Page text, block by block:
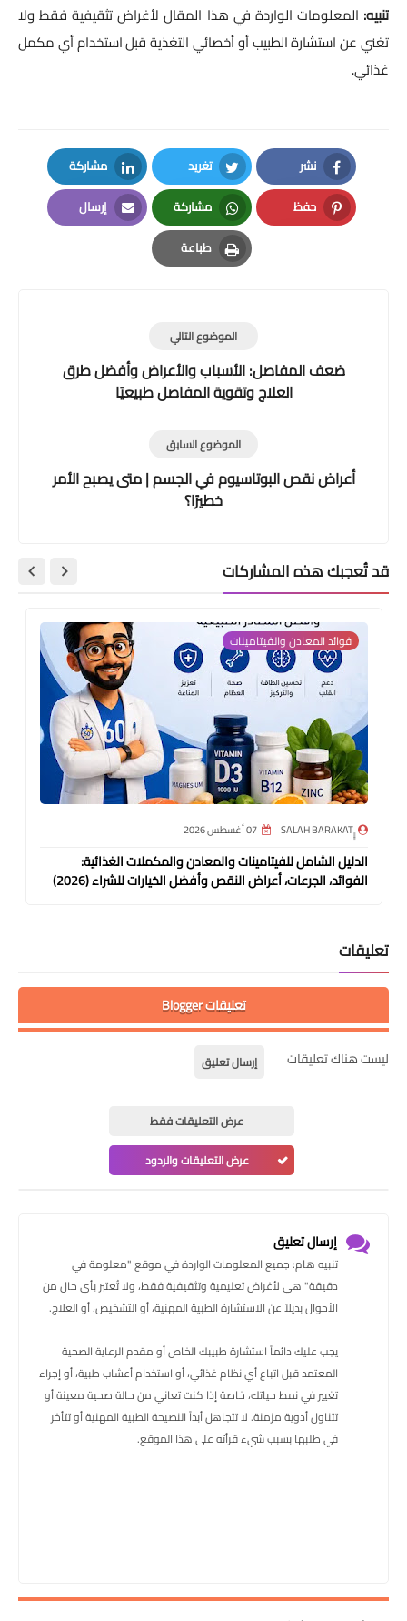
تنبيه: المعلومات الواردة في هذا المقال لأغراض تثقيفية فقط ولا
تغني عن استشارة الطبيب أو أخصائي التغذية قبل استخدام أي مكمل
غذائي.
نشر
Facebook
تغريد
Twitter
مشاركة
LinkedIn
حفظ
Pinterest
مشاركة
Whatsapp
إرسال
Email
طباعة
Print
الموضوع التالي
ضعف المفاصل: الأسباب والأعراض وأفضل طرق
العلاج وتقوية المفاصل طبيعيًا
الموضوع السابق
أعراض نقص البوتاسيوم في الجسم | متى يصبح الأمر
خطيرًا؟
قد تُعجبك هذه المشاركات
فوائد المعادن والفيتامينات
ٍٍٍٍِSALAH BARAKAT 07 أغسطس 2026
الدليل الشامل للفيتامينات والمعادن والمكملات الغذائية:
الفوائد، الجرعات، أعراض النقص وأفضل الخيارات للشراء (2026)
تعليقات
تعليقات Blogger
ليست هناك تعليقات إرسال تعليق
عرض التعليقات فقط
عرض التعليقات والردود
إرسال تعليق
تنبيه هام: جميع المعلومات الواردة في موقع "معلومة في
دقيقة" هي لأغراض تعليمية وتثقيفية فقط، ولا تُعتبر بأي حال من
الأحوال بديلاً عن الاستشارة الطبية المهنية، أو التشخيص، أو العلاج.
يجب عليك دائماً استشارة طبيبك الخاص أو مقدم الرعاية الصحية
المعتمد قبل اتباع أي نظام غذائي، أو استخدام أعشاب طبية، أو إجراء
تغيير في نمط حياتك، خاصة إذا كنت تعاني من حالة صحية معينة أو
تتناول أدوية مزمنة. لا تتجاهل أبداً النصيحة الطبية المهنية أو تتأخر
في طلبها بسبب شيء قرأته على هذا الموقع.